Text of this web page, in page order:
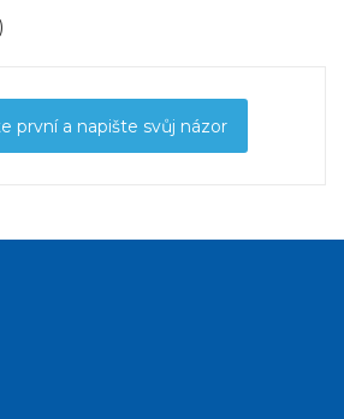
první a napište svůj názor